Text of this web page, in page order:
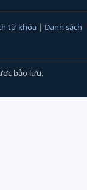
từ khóa | Danh sách
bảo lưu.